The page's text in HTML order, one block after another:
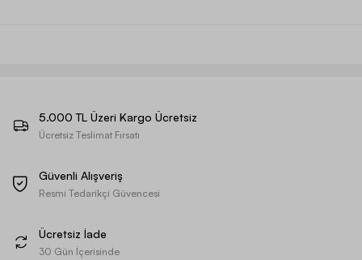
5.000 TL Üzeri Kargo Ücretsiz
Ücretsiz Teslimat Fırsatı
Güvenli Alışveriş
Resmi Tedarikçi Güvencesi
Ücretsiz İade
30 Gün İçerisinde